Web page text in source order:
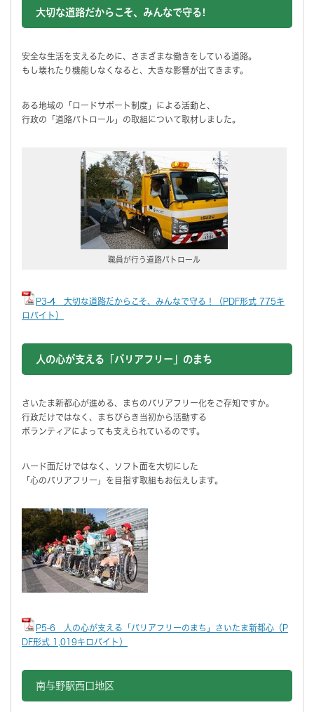
大切な道路だからこそ、みんなで守る!
安全な生活を支えるために、さまざまな働きをしている道路。
もし壊れたり機能しなくなると、大きな影響が出てきます。
ある地域の「ロードサポート制度」による活動と、
行政の「道路パトロール」の取組について取材しました。
職員が行う道路パトロール
P3-4 大切な道路だからこそ、みんなで守る！（PDF形式 775キ
ロバイト）
人の心が支える「バリアフリー」のまち
さいたま新都心が進める、まちのバリアフリー化をご存知ですか。
行政だけではなく、まちびらき当初から活動する
ボランティアによっても支えられているのです。
ハード面だけではなく、ソフト面を大切にした
「心のバリアフリー」を目指す取組もお伝えします。
P5-6 人の心が支える「バリアフリーのまち」さいたま新都心（P
DF形式 1,019キロバイト）
南与野駅西口地区